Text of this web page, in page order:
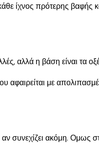
ίχνος πρότερης βαφής
αλλά η βάση είναι τα
αφαιρείται με
ακόμη. Ομως